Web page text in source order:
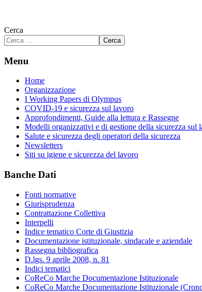
Cerca
Cerca
Menu
Home
Organizzazione
I Working Papers di Olympus
COVID-19 e sicurezza sul lavoro
Approfondimenti, Guide alla lettura e Rassegne
Modelli organizzativi e di gestione della sicurezza sul
Salute e sicurezza degli operatori della sicurezza
Newsletters
Siti su igiene e sicurezza del lavoro
Banche Dati
Fonti normative
Giurisprudenza
Contrattazione Collettiva
Interpelli
Indice tematico Corte di Giustizia
Documentazione istituzionale, sindacale e aziendale
Rassegna bibliografica
D.lgs. 9 aprile 2008, n. 81
Indici tematici
CoReCo Marche Documentazione Istituzionale
CoReCo Marche Documentazione Istituzionale